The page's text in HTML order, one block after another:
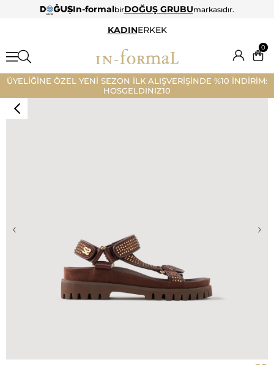
In-formalbirDOĞUŞ GRUBUmarkasıdır.
KADINERKEK
0
ÜYELİĞİNE ÖZEL YENİ SEZON İLK ALIŞVERİŞİNDE %10 İNDİRİM:
HOSGELDINIZ10
‹ ›